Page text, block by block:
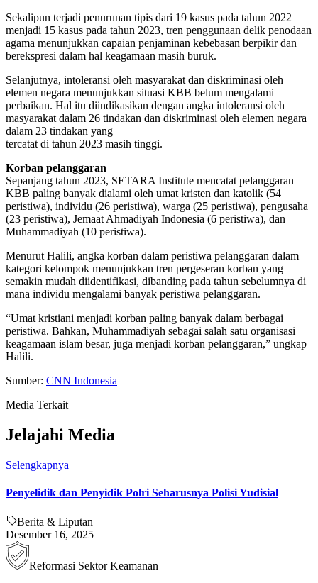
Sekalipun terjadi penurunan tipis dari 19 kasus pada tahun 2022
menjadi 15 kasus pada tahun 2023, tren penggunaan delik penodaan
agama menunjukkan capaian penjaminan kebebasan berpikir dan
berekspresi dalam hal keagamaan masih buruk.
Selanjutnya, intoleransi oleh masyarakat dan diskriminasi oleh
elemen negara menunjukkan situasi KBB belum mengalami
perbaikan. Hal itu diindikasikan dengan angka intoleransi oleh
masyarakat dalam 26 tindakan dan diskriminasi oleh elemen negara
dalam 23 tindakan yang
tercatat di tahun 2023 masih tinggi.
Korban pelanggaran
Sepanjang tahun 2023, SETARA Institute mencatat pelanggaran
KBB paling banyak dialami oleh umat kristen dan katolik (54
peristiwa), individu (26 peristiwa), warga (25 peristiwa), pengusaha
(23 peristiwa), Jemaat Ahmadiyah Indonesia (6 peristiwa), dan
Muhammadiyah (10 peristiwa).
Menurut Halili, angka korban dalam peristiwa pelanggaran dalam
kategori kelompok menunjukkan tren pergeseran korban yang
semakin mudah diidentifikasi, dibanding pada tahun sebelumnya di
mana individu mengalami banyak peristiwa pelanggaran.
“Umat kristiani menjadi korban paling banyak dalam berbagai
peristiwa. Bahkan, Muhammadiyah sebagai salah satu organisasi
keagamaan islam besar, juga menjadi korban pelanggaran,” ungkap
Halili.
Sumber: CNN Indonesia
Media Terkait
Jelajahi Media
Selengkapnya
Penyelidik dan Penyidik Polri Seharusnya Polisi Yudisial
Berita & Liputan
Desember 16, 2025
Reformasi Sektor Keamanan